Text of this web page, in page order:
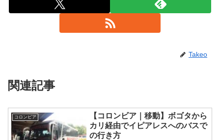
Takeo
関連記事
コロンビア
【コロンビア｜移動】ボゴタから
カリ経由でイピアレスへのバスで
の行き方